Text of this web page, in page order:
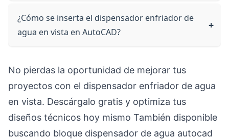
¿Cómo se inserta el dispensador enfriador de
agua en vista en AutoCAD?
No pierdas la oportunidad de mejorar tus
proyectos con el dispensador enfriador de agua
en vista. Descárgalo gratis y optimiza tus
diseños técnicos hoy mismo También disponible
buscando bloque dispensador de agua autocad